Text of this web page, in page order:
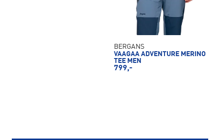
BERGANS
VAAGAA ADVENTURE MERINO
TEE MEN
799,-